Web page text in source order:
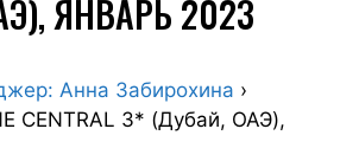
ЯНВАРЬ 2023
Анна Забирохина ›
CENTRAL 3* (Дубай, ОАЭ),